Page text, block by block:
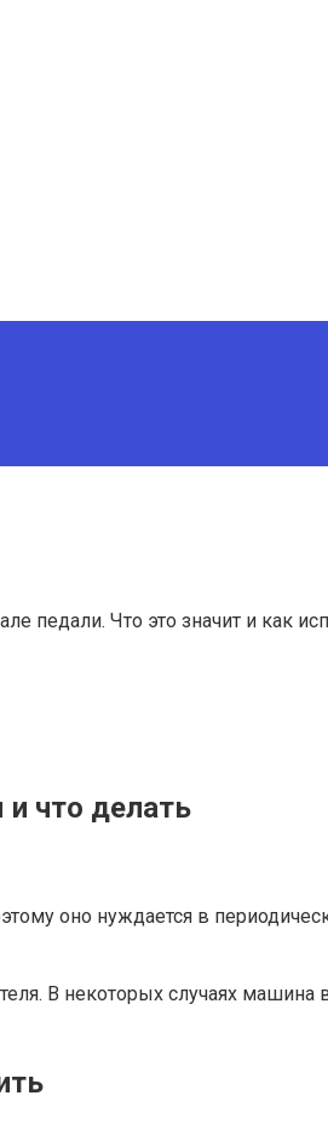
педали. Что это значит и как
что делать
оно нуждается в
В некоторых случаях машина